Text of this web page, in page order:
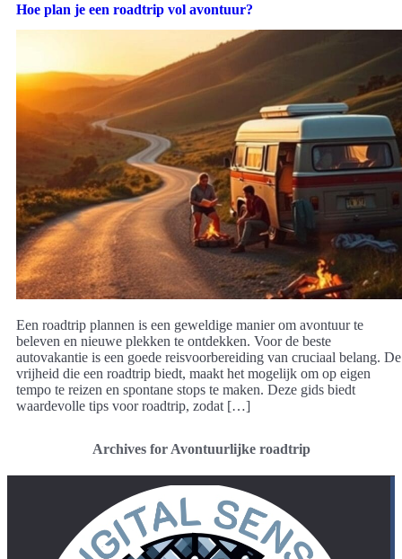
Hoe plan je een roadtrip vol avontuur?
Een roadtrip plannen is een geweldige manier om avontuur te
beleven en nieuwe plekken te ontdekken. Voor de beste
autovakantie is een goede reisvoorbereiding van cruciaal belang. De
vrijheid die een roadtrip biedt, maakt het mogelijk om op eigen
tempo te reizen en spontane stops te maken. Deze gids biedt
waardevolle tips voor roadtrip, zodat […]
Archives for Avontuurlijke roadtrip